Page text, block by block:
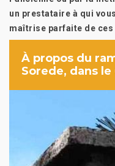
un prestataire à qui
maîtrise parfaite de ces
À propos du
Sorede, dans le